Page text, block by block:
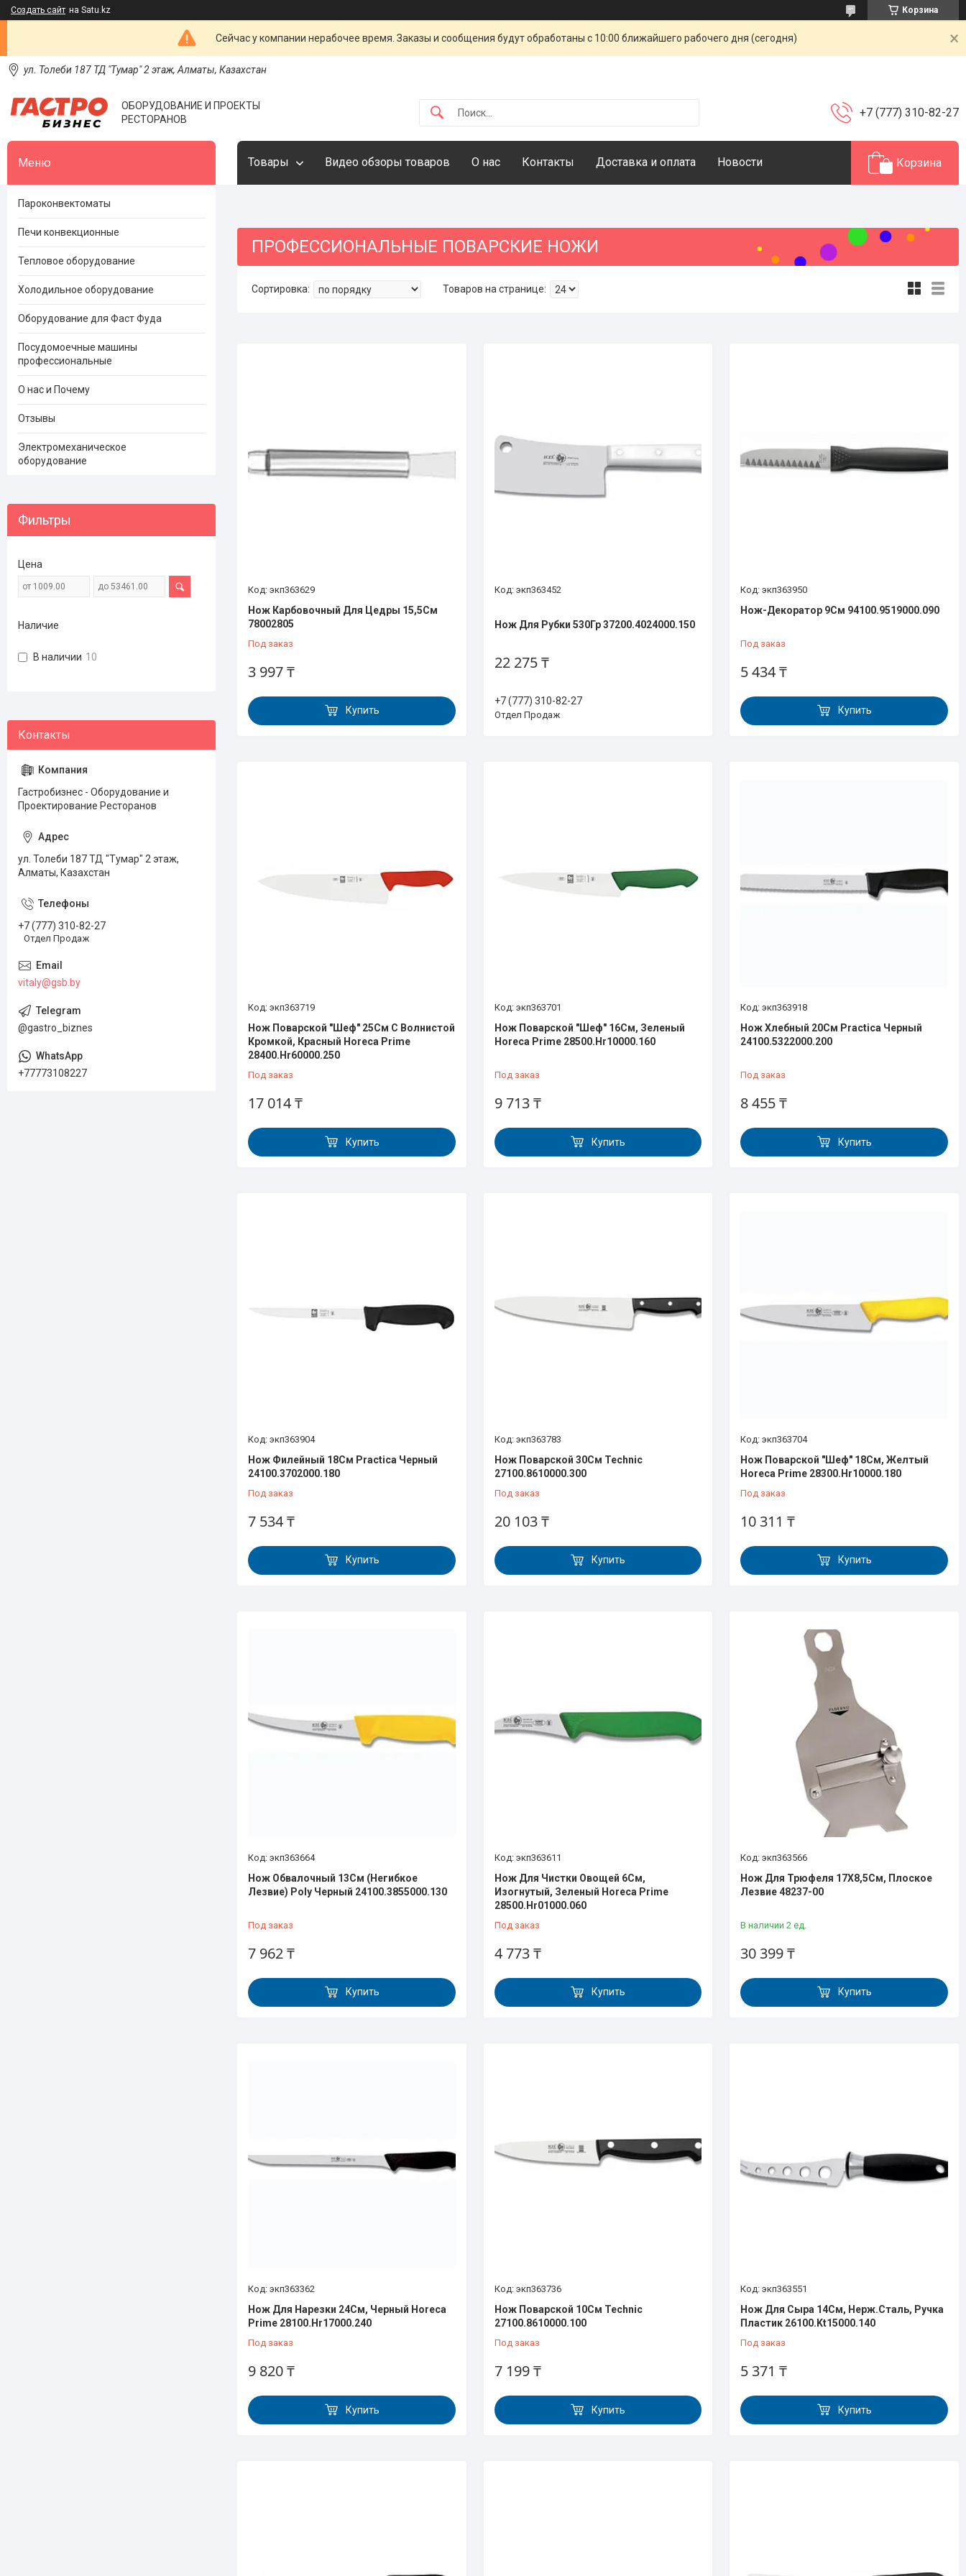
Создать сайт на Satu.kz Корзина
Сейчас у компании нерабочее время. Заказы и сообщения будут обработаны с 10:00 ближайшего рабочего дня (сегодня)
ул. Толеби 187 ТД "Тумар" 2 этаж, Алматы, Казахстан
ОБОРУДОВАНИЕ И ПРОЕКТЫ
РЕСТОРАНОВ
+7 (777) 310-82-27
Товары Видео обзоры товаров О нас Контакты Доставка и оплата Новости Корзина
ПРОФЕССИОНАЛЬНЫЕ ПОВАРСКИЕ НОЖИ
экп363629
Нож Карбовочный Для Цедры 15,5См
78002805
Под заказ
3 997 ₸
Купить
экп363452
Нож Для Рубки 530Гр 37200.4024000.150
22 275 ₸
+7 (777) 310-82-27
Отдел Продаж
экп363950
Нож-Декоратор 9См 94100.9519000.090
Под заказ
5 434 ₸
Купить
экп363719
Нож Поварской "Шеф" 25См С Волнистой
Кромкой, Красный Horeca Prime
28400.Hr60000.250
Под заказ
17 014 ₸
Купить
экп363701
Нож Поварской "Шеф" 16См, Зеленый
Horeca Prime 28500.Hr10000.160
Под заказ
9 713 ₸
Купить
экп363918
Нож Хлебный 20См Practica Черный
24100.5322000.200
Под заказ
8 455 ₸
Купить
экп363904
Нож Филейный 18См Practica Черный
24100.3702000.180
Под заказ
7 534 ₸
Купить
экп363783
Нож Поварской 30См Technic
27100.8610000.300
Под заказ
20 103 ₸
Купить
экп363704
Нож Поварской "Шеф" 18См, Желтый
Horeca Prime 28300.Hr10000.180
Под заказ
10 311 ₸
Купить
экп363664
Нож Обвалочный 13См (Негибкое
Лезвие) Poly Черный 24100.3855000.130
Под заказ
7 962 ₸
Купить
экп363611
Нож Для Чистки Овощей 6См,
Изогнутый, Зеленый Horeca Prime
28500.Hr01000.060
Под заказ
4 773 ₸
Купить
экп363566
Нож Для Трюфеля 17Х8,5См, Плоское
Лезвие 48237-00
В наличии 2 ед.
30 399 ₸
Купить
экп363362
Нож Для Нарезки 24См, Черный Horeca
Prime 28100.Hr17000.240
Под заказ
9 820 ₸
Купить
экп363736
Нож Поварской 10См Technic
27100.8610000.100
Под заказ
7 199 ₸
Купить
экп363551
Нож Для Сыра 14См, Нерж.Сталь, Ручка
Пластик 26100.Kt15000.140
Под заказ
5 371 ₸
Купить
Пароконвектоматы
Печи конвекционные
Тепловое оборудование
Холодильное оборудование
Оборудование для Фаст Фуда
Посудомоечные машины
профессиональные
О нас и Почему
Отзывы
Электромеханическое
оборудование
Фильтры
Цена
Наличие
В наличии 10
Гастробизнес - Оборудование и
Проектирование Ресторанов
ул. Толеби 187 ТД "Тумар" 2 этаж,
Алматы, Казахстан
+7 (777) 310-82-27
Отдел Продаж
vitaly@gsb.by
@gastro_biznes
+77773108227